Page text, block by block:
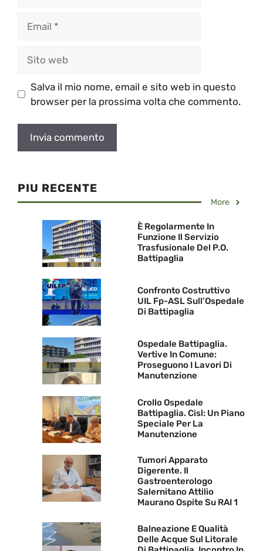
web
Salva il mio nome, email e sito web in questo
browser per la prossima volta che commento.
PIU RECENTE
More
È Regolarmente In
Funzione Il Servizio
Trasfusionale Del P.O.
Battipaglia
Confronto Costruttivo
UIL Fp-ASL Sull’Ospedale
Di Battipaglia
Ospedale Battipaglia.
Vertive In Comune:
Proseguono I Lavori Di
Manutenzione
Crollo Ospedale
Battipaglia. Cisl: Un Piano
Speciale Per La
Manutenzione
Tumori Apparato
Digerente. Il
Gastroenterologo
Salernitano Attilio
Maurano Ospite Su RAI 1
Balneazione E Qualità
Delle Acque Sul Litorale